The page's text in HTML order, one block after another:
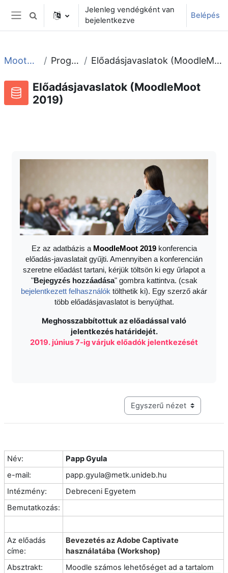
Tovább a fő tartalomhoz
Oldalpanel
Keresési bemeneti adatok váltása
Jelenleg vendégként van
bejelentkezve
Belépés
Moot2019 Program Előadásjavaslatok (MoodleMoot 2019)
Előadásjavaslatok (MoodleMoot
2019)
Ez az adatbázis a MoodleMoot 2019konferencia
előadás-javaslatait gyűjti. Amennyiben a konferencián
szeretne előadást tartani, kérjük töltsön ki egy űrlapot a
"Bejegyzés hozzáadása" gombra kattintva. (csak
bejelentkezett felhasználók tölthetik ki). Egy szerző akár
több előadásjavaslatot is benyújthat.
Meghosszabbítottuk az előadással való
jelentkezés határidejét.
2019. június 7-ig várjuk előadók jelentkezését
Harmadik szintű navigáció
Név:
Papp Gyula
e-mail:
papp.gyula@metk.unideb.hu
Intézmény:
Debreceni Egyetem
Bemutatkozás:
Az előadás
címe:
Bevezetés az Adobe Captivate
használatába (Workshop)
Absztrakt:
Moodle számos lehetőséget ad a tartalom